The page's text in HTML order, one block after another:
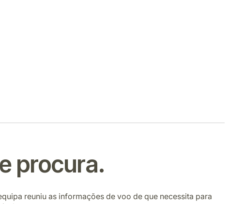
procura.
reuniu as informações de voo de que necessita para